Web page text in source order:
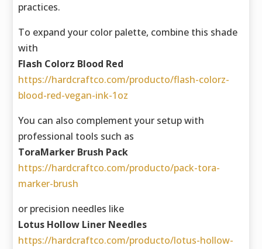
practices.
To expand your color palette, combine this shade
with
Flash Colorz Blood Red
https://hardcraftco.com/producto/flash-colorz-
blood-red-vegan-ink-1oz
You can also complement your setup with
professional tools such as
ToraMarker Brush Pack
https://hardcraftco.com/producto/pack-tora-
marker-brush
or precision needles like
Lotus Hollow Liner Needles
https://hardcraftco.com/producto/lotus-hollow-